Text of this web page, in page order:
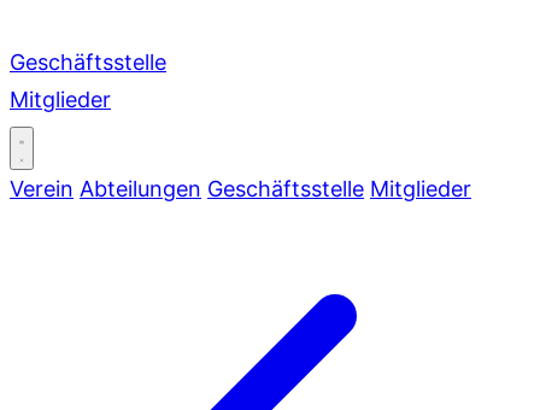
Geschäftsstelle
Mitglieder
Verein Abteilungen Geschäftsstelle Mitglieder